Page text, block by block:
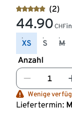
(2)
44.90 CHF
XS S M
Anzahl
Wenige
Liefertermin: